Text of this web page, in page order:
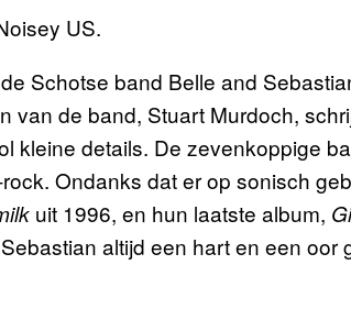
US.
Schotse band Belle and
van de band, Stuart Murdoch,
kleine details. De zevenkoppige
Ondanks dat er op sonisch
uit 1996, en hun laatste album,
altijd een hart en een oor